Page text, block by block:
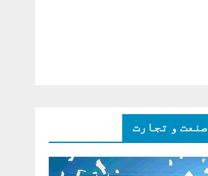
صنعت و تجارت